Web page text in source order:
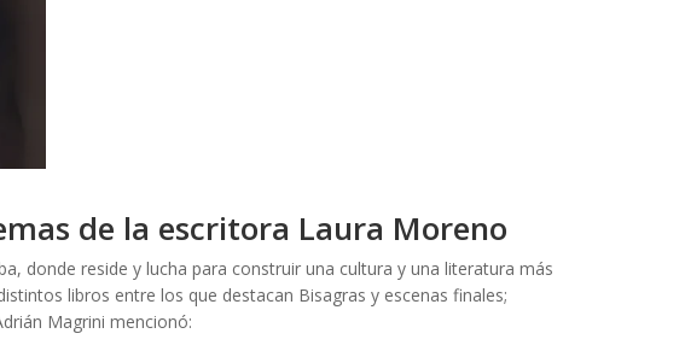
de la escritora Laura Moreno
donde reside y lucha para construir una cultura y una literatura más
libros entre los que destacan Bisagras y escenas finales;
Magrini mencionó: